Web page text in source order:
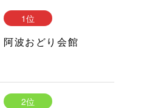
1位
阿波おどり会館
2位